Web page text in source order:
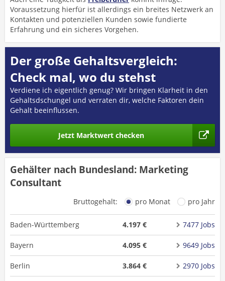
Voraussetzung hierfür ist allerdings ein breites Netzwerk an
Kontakten und potenziellen Kunden sowie fundierte
Erfahrung und ein sicheres Vorgehen.
Der große Gehaltsvergleich:
Check mal, wo du stehst
Verdiene ich eigentlich genug? Wir bringen Klarheit in den
Gehaltsdschungel und verraten dir, welche Faktoren dein
Gehalt beeinflussen.
Jetzt Marktwert checken
Gehälter nach Bundesland: Marketing
Consultant
Bruttogehalt: pro Monat pro Jahr
Baden-Württemberg 4.197 € 7477 Jobs
Bayern 4.095 € 9649 Jobs
Berlin 3.864 € 2970 Jobs